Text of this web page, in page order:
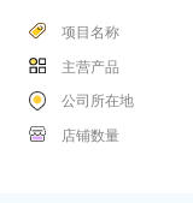
项目名称
主营产品
公司所在地
店铺数量